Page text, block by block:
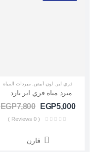
فري اير , لون أبيض, مبردات المياه
مبرد مياة فري اير بارد ساخن (Freeair Air Water Dispenser White)
EGP5,000
EGP7,800
( 0 Reviews )
قارن